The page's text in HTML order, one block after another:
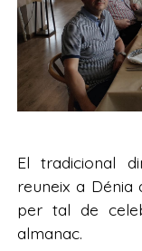
El tradicional
reuneix a Dénia
per tal de
almanac.